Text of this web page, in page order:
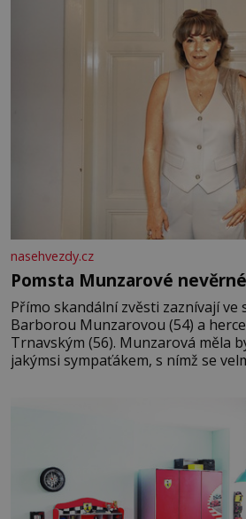
nasehvezdy.cz
Pomsta Munzarové
Přímo skandální zvěsti zaznívají
Barborou Munzarovou (54) a
Trnavským (56). Munzarová měla
jakýmsi sympaťákem, s nímž se